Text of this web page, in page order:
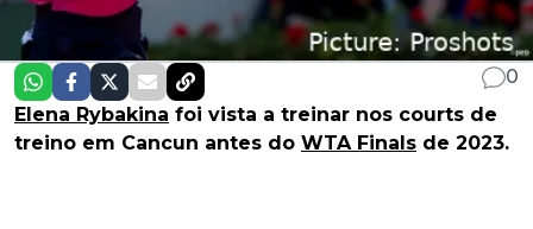
0
Elena Rybakina foi vista a treinar nos courts de
treino em Cancun antes do WTA Finals de 2023.